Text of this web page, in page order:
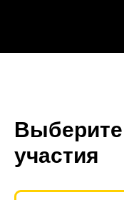
участия